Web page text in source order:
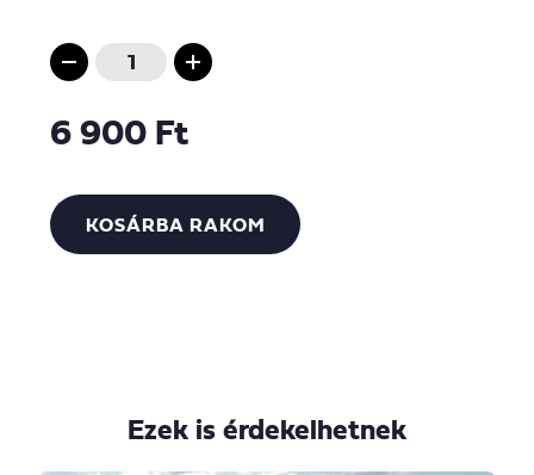
6 900 Ft
KOSÁRBA RAKOM
Ezek is érdekelhetnek